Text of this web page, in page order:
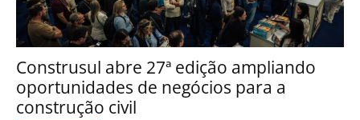
Construsul abre 27ª edição ampliando
oportunidades de negócios para a
construção civil